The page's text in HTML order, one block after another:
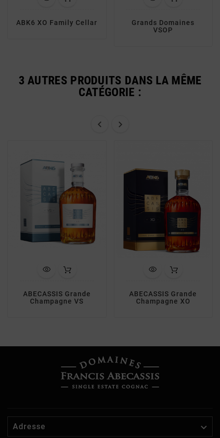
ABK6 XO Family Cellar
Grands Domaines
VSOP
3 AUTRES PRODUITS DANS LA MÊME
CATÉGORIE :
 
ABECASSIS Grande
Champagne VS
ABECASSIS Grande
Champagne XO
Adresse 